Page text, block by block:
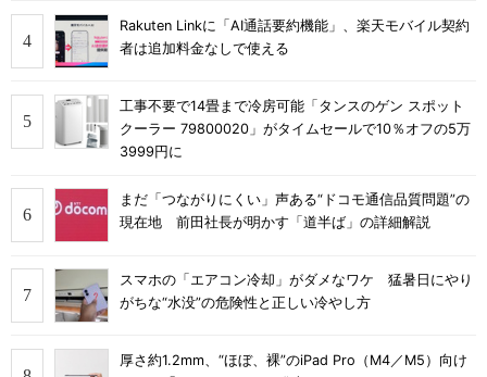
Rakuten Linkに「AI通話要約機能」、楽天モバイル契約
者は追加料金なしで使える
工事不要で14畳まで冷房可能「タンスのゲン スポット
クーラー 79800020」がタイムセールで10％オフの5万
3999円に
まだ「つながりにくい」声ある“ドコモ通信品質問題”の
現在地 前田社長が明かす「道半ば」の詳細解説
スマホの「エアコン冷却」がダメなワケ 猛暑日にやり
がちな“水没”の危険性と正しい冷やし方
厚さ約1.2mm、“ほぼ、裸”のiPad Pro（M4／M5）向け